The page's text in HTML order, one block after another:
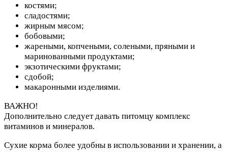
костями;
сладостями;
жирным мясом;
бобовыми;
жареными, копчеными, солеными, пряными и
маринованными продуктами;
экзотическими фруктами;
сдобой;
макаронными изделиями.
ВАЖНО!
Дополнительно следует давать питомцу комплекс
витаминов и минералов.
Сухие корма более удобны в использовании и хранении, а